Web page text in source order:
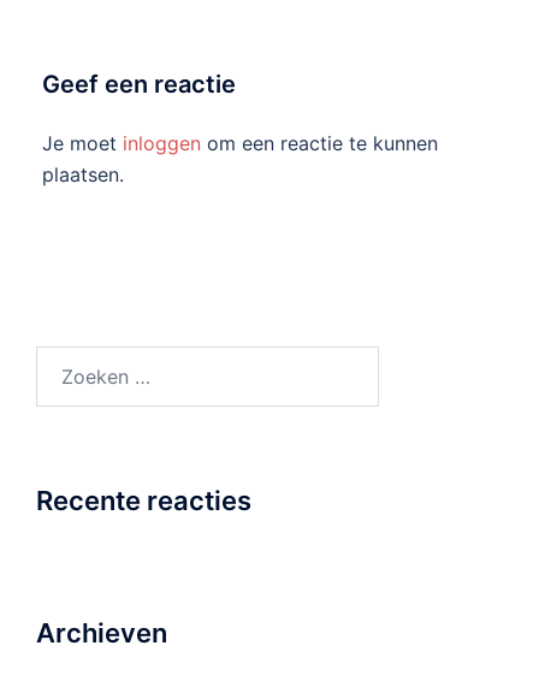
Geef een reactie
Je moet inloggen om een reactie te kunnen
plaatsen.
Recente reacties
Archieven